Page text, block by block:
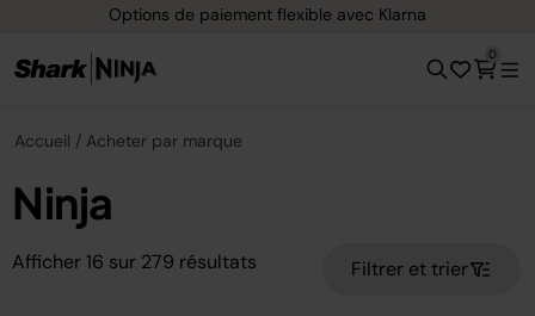
Options de paiement flexible avec Klarna
0
Accueil Acheter par marque
Ninja
Afficher 16 sur 279 résultats Filtrer et trier